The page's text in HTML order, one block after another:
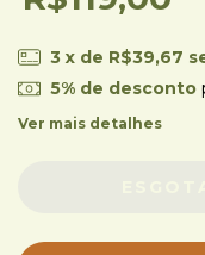
3 x de R$39,67
5% de desconto
Ver mais detalhes